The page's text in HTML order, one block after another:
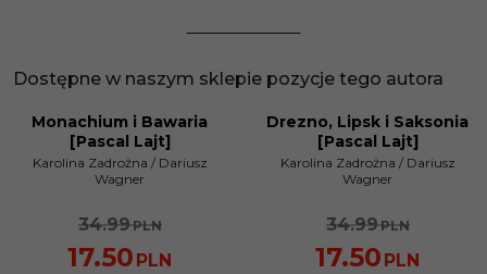
Dostępne w naszym sklepie pozycje tego autora
PROMOCJA
Monachium i Bawaria
[Pascal Lajt]
Karolina Zadrożna /Dariusz
Wagner
34.99PLN
17.50 PLN
PROMOCJA
Drezno, Lipsk i Saksonia
[Pascal Lajt]
Karolina Zadrożna /Dariusz
Wagner
34.99PLN
17.50 PLN